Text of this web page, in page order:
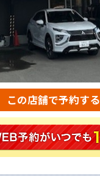
この店舗で予約する